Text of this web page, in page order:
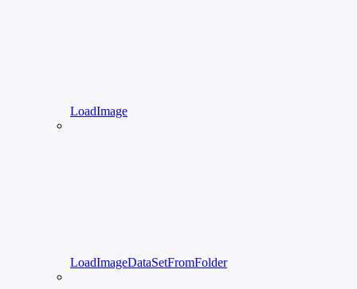
LoadImage
LoadImageDataSetFromFolder